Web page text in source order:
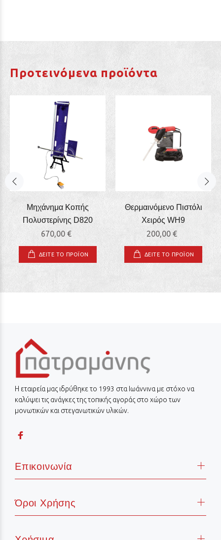
Προτεινόμενα προϊόντα
Μηχάνημα Κοπής
Πολυστερίνης D820
670,00 €
ΔΕΙΤΕ ΤΟ ΠΡΟΪΟΝ
Θερμαινόμενο Πιστόλι
Χειρός WΗ9
200,00 €
ΔΕΙΤΕ ΤΟ ΠΡΟΪΟΝ
Η εταιρεία μας ιδρύθηκε το 1993 στα Ιωάννινα με στόχο να
καλύψει τις ανάγκες της τοπικής αγοράς στο χώρο των
μονωτικών και στεγανωτικών υλικών.
Επικοινωνία
Όροι Χρήσης